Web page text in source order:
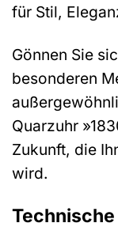
für Stil,
Gönnen Sie
besonderen
Quarzuhr
Zukunft, die
wird.